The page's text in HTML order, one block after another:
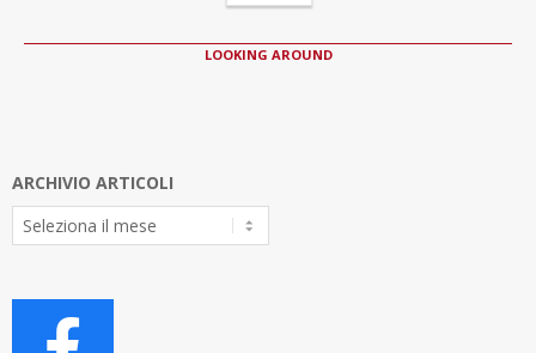
LOOKING AROUND
ARCHIVIO ARTICOLI
Archivio
Articoli